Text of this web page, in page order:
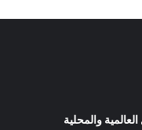
والمحلية